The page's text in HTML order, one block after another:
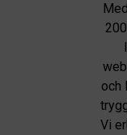
och
Vi